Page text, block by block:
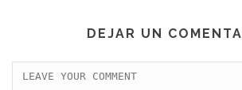
DEJAR UN